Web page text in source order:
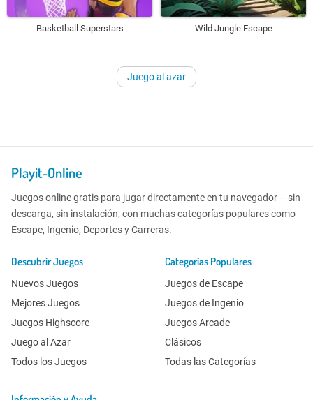
Basketball Superstars Wild Jungle Escape
Juego al azar
Playit-Online
Juegos online gratis para jugar directamente en tu navegador – sin
descarga, sin instalación, con muchas categorías populares como
Escape, Ingenio, Deportes y Carreras.
Descubrir Juegos
Nuevos Juegos
Mejores Juegos
Juegos Highscore
Juego al Azar
Todos los Juegos
Categorías Populares
Juegos de Escape
Juegos de Ingenio
Juegos Arcade
Clásicos
Todas las Categorías